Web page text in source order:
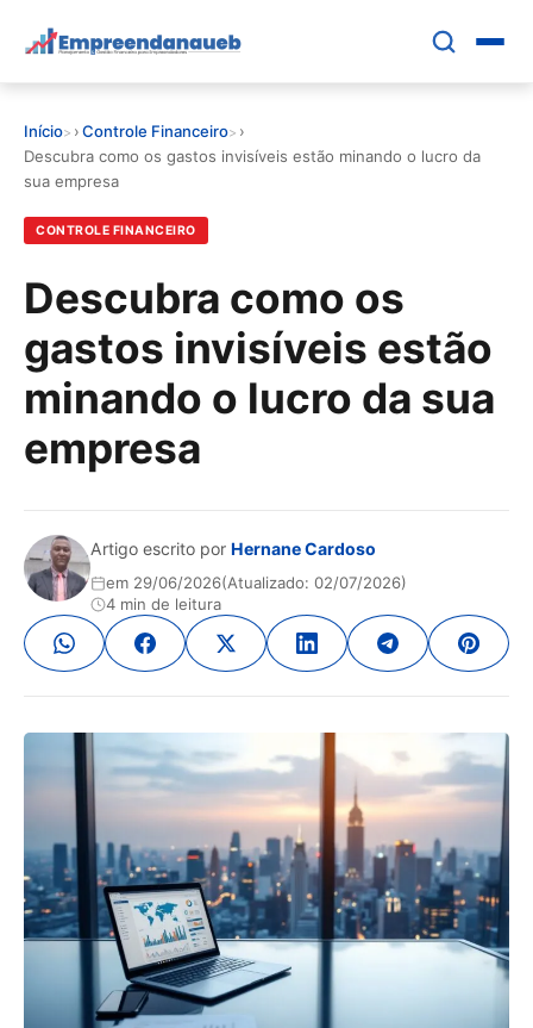
para
principal
EDUCAR E CRESCER
CONTROLE FINANCEIRO
FERRAMENTAS
Início ›Controle Financeiro
›
Descubra como os gastos invisíveis estão minando o lucro da
sua empresa
CONTROLE FINANCEIRO
Descubra como os
gastos invisíveis estão
minando o lucro da sua
empresa
Artigo escrito por Hernane Cardoso
em 29/06/2026(Atualizado: 02/07/2026)
4 min de leitura